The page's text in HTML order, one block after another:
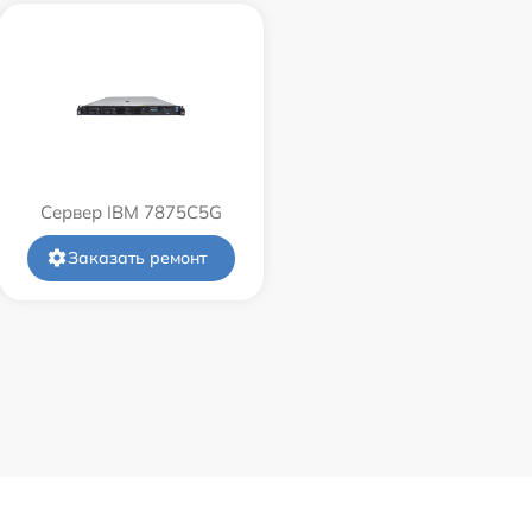
Сервер IBM 7875C5G
Заказать ремонт